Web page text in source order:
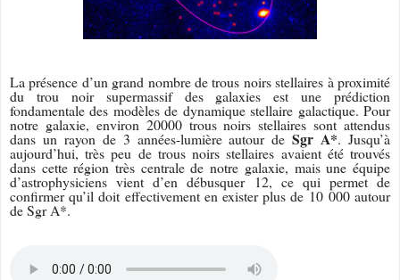
La présence d’un grand nombre de trous noirs stellaires à proximité
du trou noir supermassif des galaxies est une prédiction
fondamentale des modèles de dynamique stellaire galactique. Pour
notre galaxie, environ 20000 trous noirs stellaires sont attendus
dans un rayon de 3 années-lumière autour deSgr A*. Jusqu’à
aujourd’hui, très peu de trous noirs stellaires avaient été trouvés
dans cette région très centrale de notre galaxie, mais une équipe
d’astrophysiciens vient d’en débusquer 12, ce qui permet de
confirmer qu’il doit effectivement en exister plus de 10 000 autour
de Sgr A*.